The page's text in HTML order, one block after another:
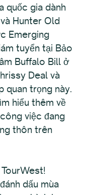
quốc gia dành
Hunter Old
Emerging
tuyển tại Bảo
Buffalo Bill ở
Deal và
quan trọng này.
hiểu thêm về
việc đang
thôn trên
dấu mùa